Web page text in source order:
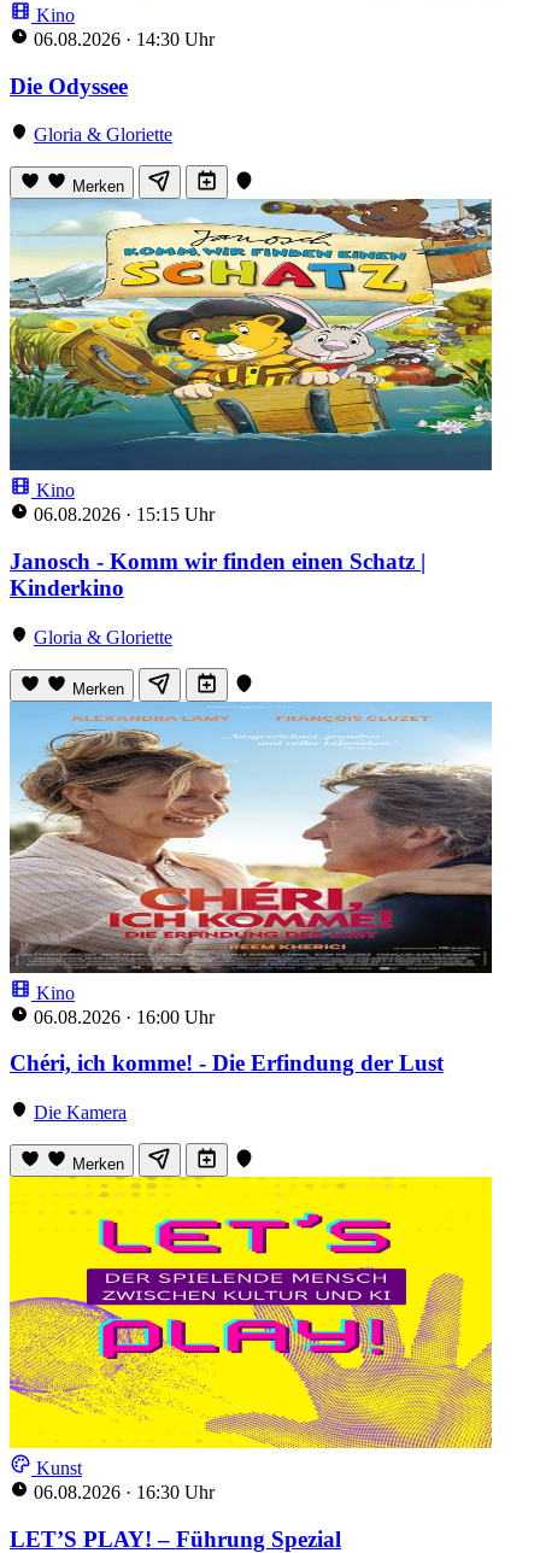
Kino
06.08.2026 · 14:30 Uhr
Die Odyssee
Gloria & Gloriette
Merken
Kino
06.08.2026 · 15:15 Uhr
Janosch - Komm wir finden einen Schatz |
Kinderkino
Gloria & Gloriette
Merken
Kino
06.08.2026 · 16:00 Uhr
Chéri, ich komme! - Die Erfindung der Lust
Die Kamera
Merken
Kunst
06.08.2026 · 16:30 Uhr
LET’S PLAY! – Führung Spezial